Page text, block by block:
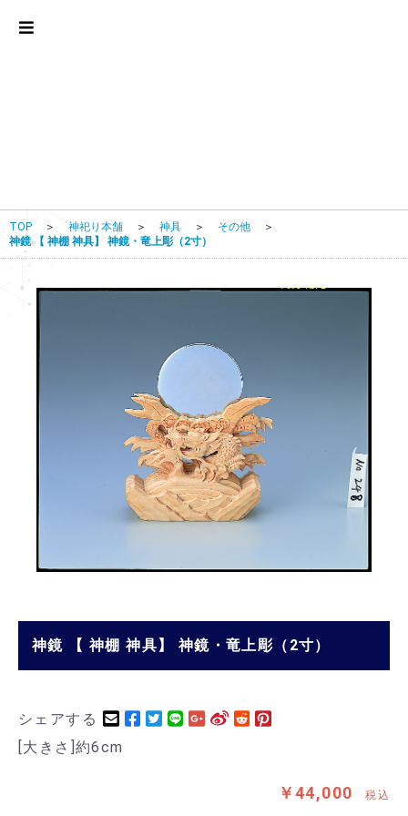
TOP ＞ 神祀り本舗 ＞ 神具 ＞ その他
＞
神鏡 【 神棚 神具】 神鏡・竜上彫（2寸）
神鏡 【 神棚 神具】 神鏡・竜上彫（2寸）
シェアする
[大きさ]約6cm
￥44,000 税込